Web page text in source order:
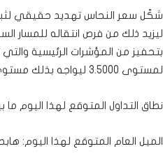
ليزيد ذلك من فرص انتقاله للمسار
بتحفيز من المؤشرات الرئيسية
لمستوى 3.5000 ليواجه بذلك مستوى تصحيح 50% فيبوناتشي ليشكل بدوره دعم جديد أمام المحاولات الهابطة.
نطاق التداول المتوقع لهذا اليوم ما بين 3.7200 و
الميل العام المتوقع لهذا اليوم: